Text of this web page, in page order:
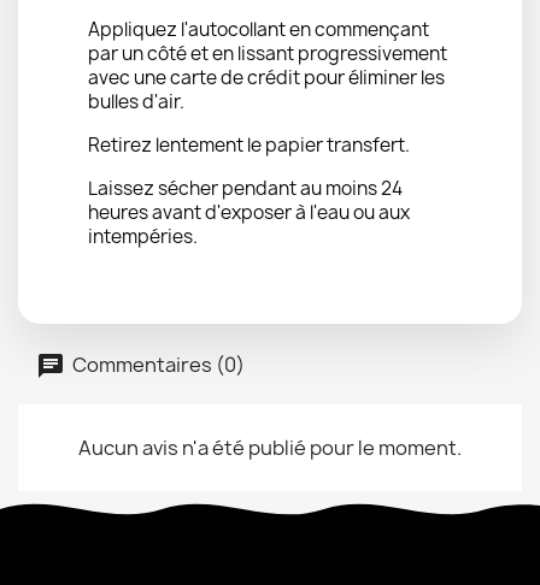
Appliquez l'autocollant en commençant
par un côté et en lissant progressivement
avec une carte de crédit pour éliminer les
bulles d'air.
Retirez lentement le papier transfert.
Laissez sécher pendant au moins 24
heures avant d'exposer à l'eau ou aux
intempéries.
Commentaires (0)
Aucun avis n'a été publié pour le moment.